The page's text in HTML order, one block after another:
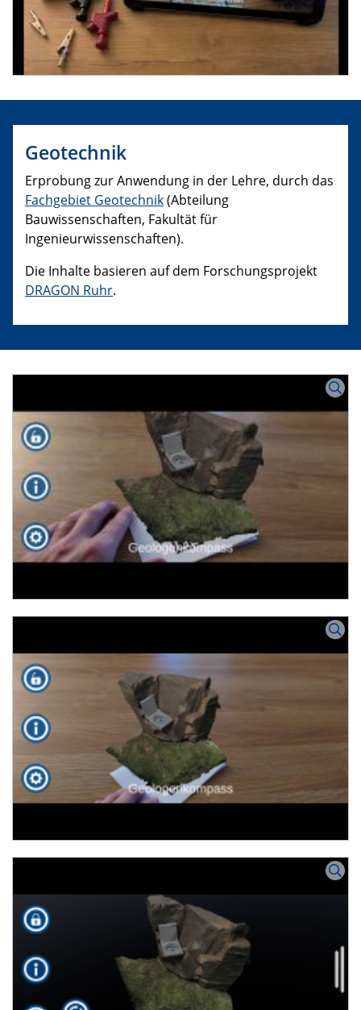
Geotechnik
Erprobung zur Anwendung in der Lehre, durch das
Fachgebiet Geotechnik(Abteilung
Bauwissenschaften, Fakultät für
Ingenieurwissenschaften).
Die Inhalte basieren auf dem Forschungsprojekt
DRAGON Ruhr.